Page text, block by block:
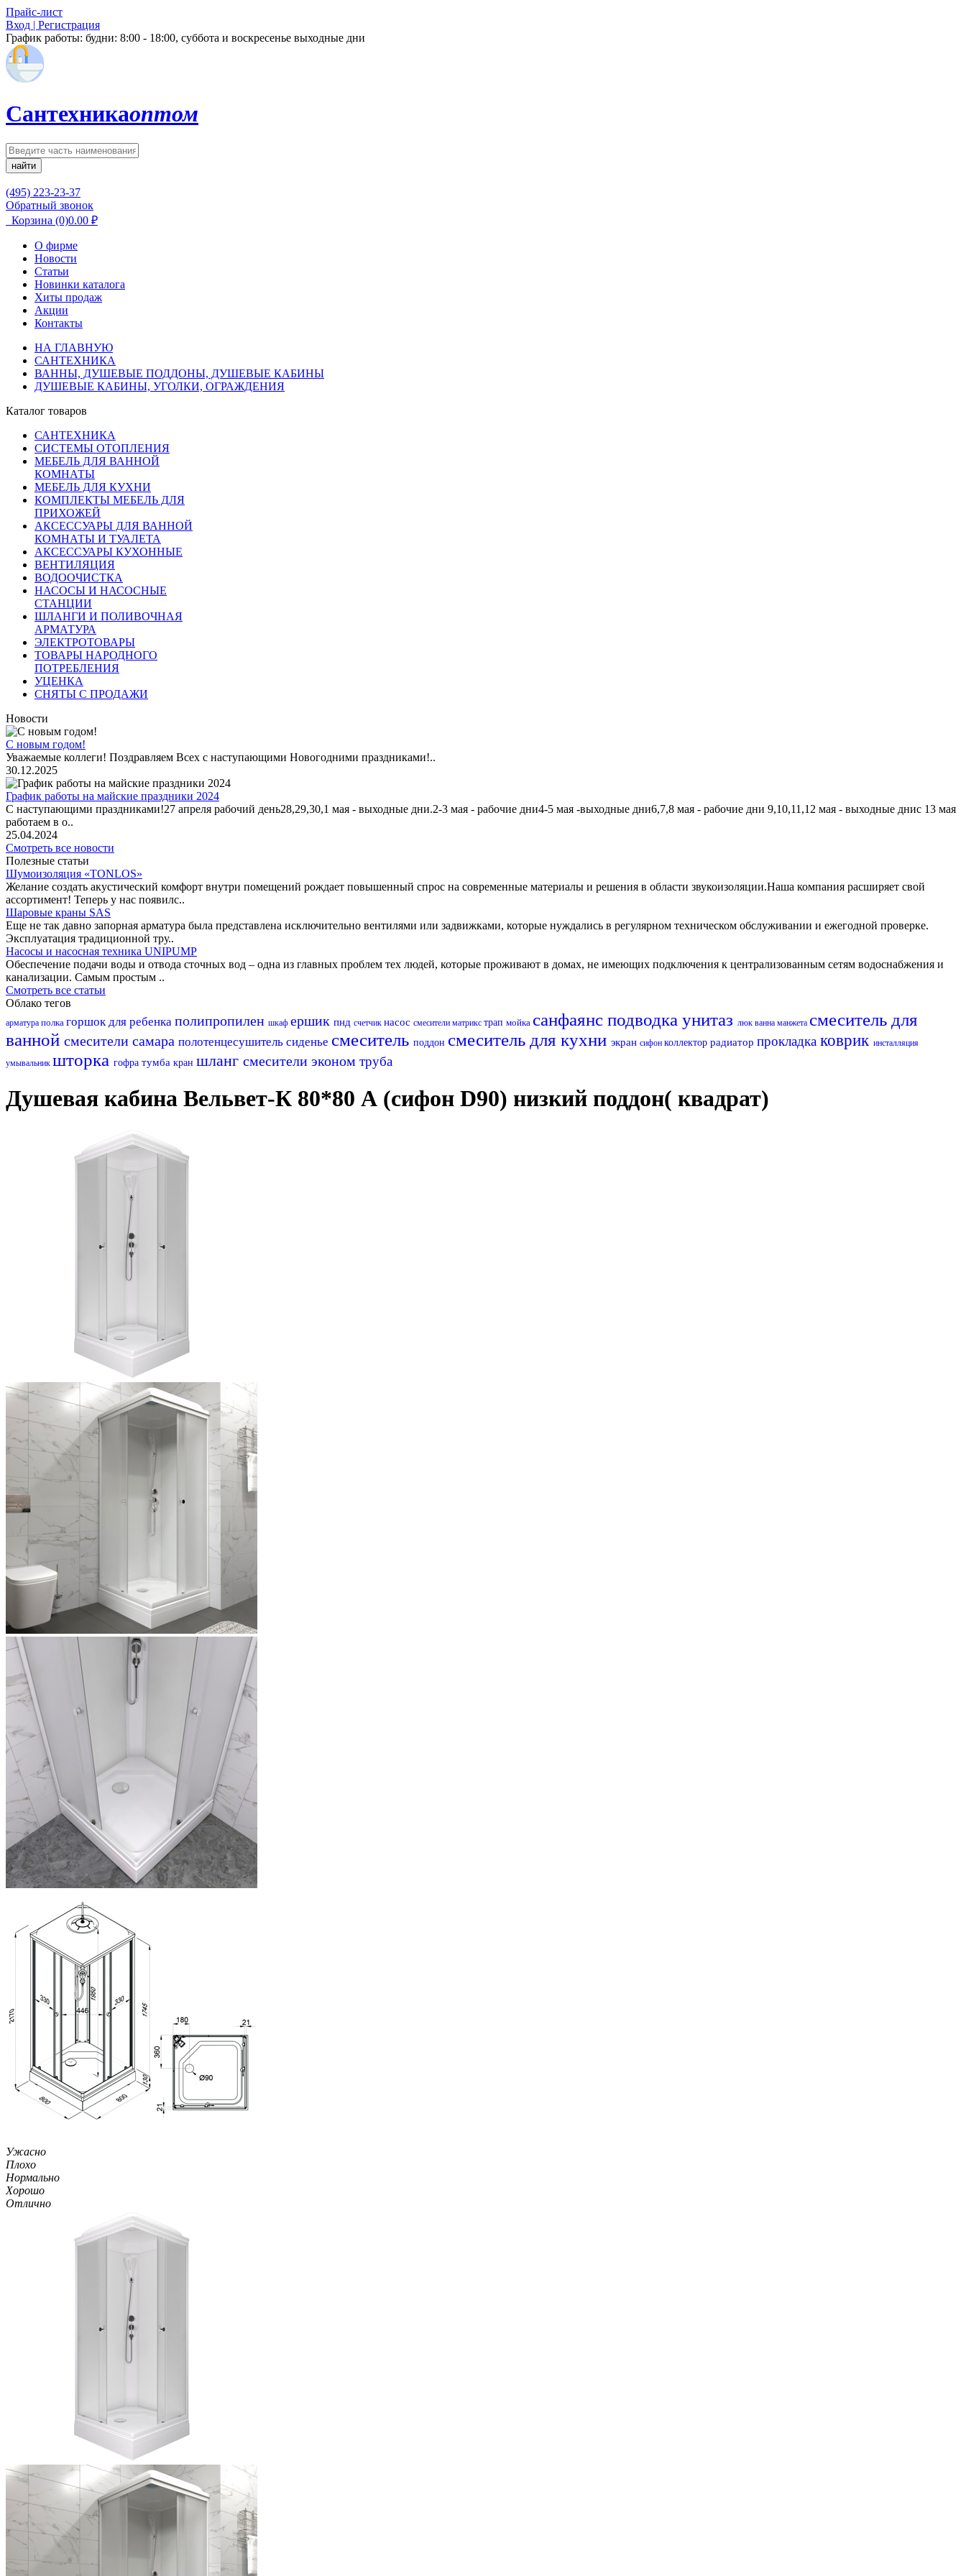
Прайс-лист
Вход | Регистрация
График работы: будни: 8:00 - 18:00, суббота и воскресенье выходные дни
Сантехникаоптом
найти
(495) 223-23-37
Обратный звонок
Корзина (0)0.00 ₽
О фирме
Новости
Статьи
Новинки каталога
Хиты продаж
Акции
Контакты
НА ГЛАВНУЮ
САНТЕХНИКА
ВАННЫ, ДУШЕВЫЕ ПОДДОНЫ, ДУШЕВЫЕ КАБИНЫ
ДУШЕВЫЕ КАБИНЫ, УГОЛКИ, ОГРАЖДЕНИЯ
Каталог товаров
САНТЕХНИКА
СИСТЕМЫ ОТОПЛЕНИЯ
МЕБЕЛЬ ДЛЯ ВАННОЙ
КОМНАТЫ
МЕБЕЛЬ ДЛЯ КУХНИ
КОМПЛЕКТЫ МЕБЕЛЬ ДЛЯ
ПРИХОЖЕЙ
АКСЕССУАРЫ ДЛЯ ВАННОЙ
КОМНАТЫ И ТУАЛЕТА
АКСЕССУАРЫ КУХОННЫЕ
ВЕНТИЛЯЦИЯ
ВОДООЧИСТКА
НАСОСЫ И НАСОСНЫЕ
СТАНЦИИ
ШЛАНГИ И ПОЛИВОЧНАЯ
АРМАТУРА
ЭЛЕКТРОТОВАРЫ
ТОВАРЫ НАРОДНОГО
ПОТРЕБЛЕНИЯ
УЦЕНКА
СНЯТЫ С ПРОДАЖИ
Новости
С новым годом!
Уважаемые коллеги! Поздравляем Всех с наступающими Новогодними праздниками!..
30.12.2025
График работы на майские праздники 2024
С наступающими праздниками!27 апреля рабочий день28,29,30,1 мая - выходные дни.2-3 мая - рабочие дни4-5 мая -выходные дни6,7,8 мая - рабочие дни 9,10,11,12 мая - выходные днис 13 мая
работаем в о..
25.04.2024
Смотреть все новости
Полезные статьи
Шумоизоляция «TONLOS»
Желание создать акустический комфорт внутри помещений рождает повышенный спрос на современные материалы и решения в области звукоизоляции.Наша компания расширяет свой
ассортимент! Теперь у нас появилс..
Шаровые краны SAS
Еще не так давно запорная арматура была представлена исключительно вентилями или задвижками, которые нуждались в регулярном техническом обслуживании и ежегодной проверке.
Эксплуатация традиционной тру..
Насосы и насосная техника UNIPUMP
Обеспечение подачи воды и отвода сточных вод – одна из главных проблем тех людей, которые проживают в домах, не имеющих подключения к централизованным сетям водоснабжения и
канализации. Самым простым ..
Смотреть все статьи
Облако тегов
арматура полка горшок для ребенка полипропилен шкаф ершик пнд счетчик насос смесители матрикс трап мойка санфаянс подводка унитаз люк ванна манжета смеситель для
ванной смесители самара полотенцесушитель сиденье смеситель поддон смеситель для кухни экран сифон коллектор радиатор прокладка коврик инсталляция
умывальник шторка гофра тумба кран шланг смесители эконом труба
Душевая кабина Вельвет-К 80*80 А (сифон D90) низкий поддон( квадрат)
Ужасно
Плохо
Нормально
Хорошо
Отлично